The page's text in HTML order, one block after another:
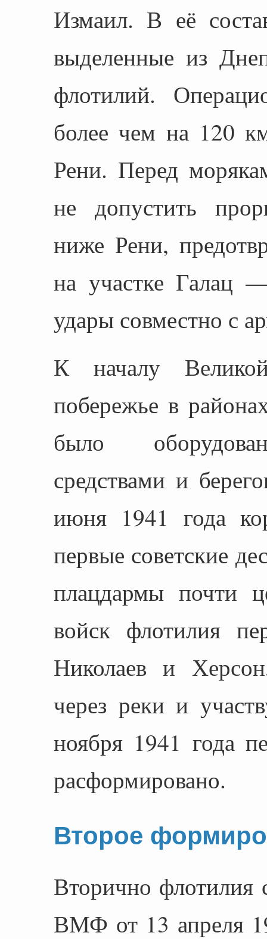
Измаил. В её
выделенные из
флотилий.
более чем на 120
Рени. Перед
не допустить
ниже Рени,
на участке Галац
удары совместно с
К началу
побережье в
было
средствами и
июня 1941 года
первые советские
плацдармы почти
войск флотилия
Николаев и
через реки и
ноября 1941 года
расформировано.
Второе
Вторично флотилия
ВМФ от 13 апреля